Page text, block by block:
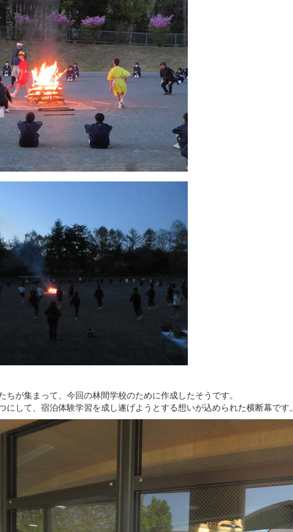
ちが集まって、今回の林間学校のために作成したそうです。
にして、宿泊体験学習を成し遂げようとする想いが込められた横断幕です。